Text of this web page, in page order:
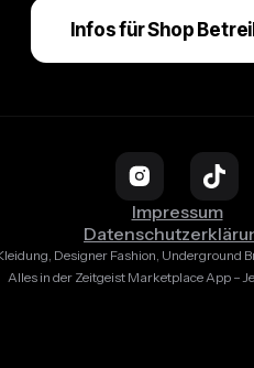
Infos für Shop
Impressum
Designer Fashion, Underground
Alles in der Zeitgeist Marketplace App –